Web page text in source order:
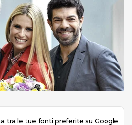
tra le tue fonti preferite su Google